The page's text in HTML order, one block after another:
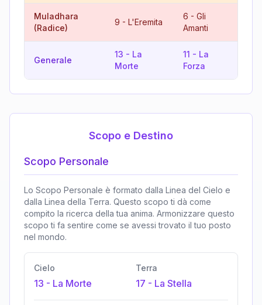
Muladhara
(Radice)
9 - L'Eremita
6 - Gli
Amanti
Generale
13 - La
Morte
11 - La
Forza
Scopo e Destino
Scopo Personale
Lo Scopo Personale è formato dalla Linea del Cielo e
dalla Linea della Terra. Questo scopo ti dà come
compito la ricerca della tua anima. Armonizzare questo
scopo ti fa sentire come se avessi trovato il tuo posto
nel mondo.
Cielo
13 - La Morte
Terra
17 - La Stella